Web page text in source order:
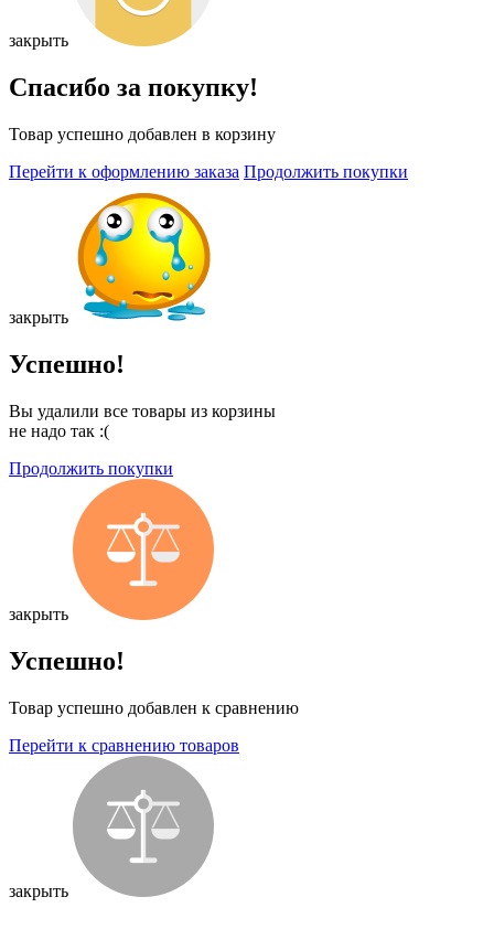
закрыть
Спасибо за покупку!
Товар успешно добавлен в корзину
Перейти к оформлению заказа Продолжить покупки
закрыть
Успешно!
Вы удалили все товары из корзины
не надо так :(
Продолжить покупки
закрыть
Успешно!
Товар успешно добавлен к сравнению
Перейти к сравнению товаров
закрыть